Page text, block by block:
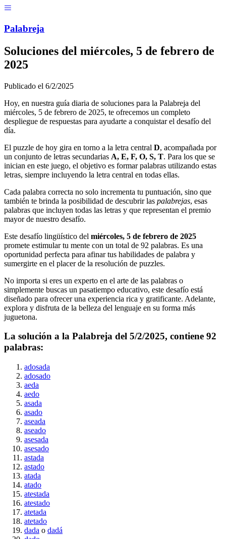
Palabreja
Soluciones del miércoles, 5 de febrero de
2025
Publicado el 6/2/2025
Hoy, en nuestra guía diaria de soluciones para la Palabreja del
miércoles, 5 de febrero de 2025, te ofrecemos un completo
despliegue de respuestas para ayudarte a conquistar el desafío del
día.
El puzzle de hoy gira en torno a la letra central D, acompañada por
un conjunto de letras secundarias A, E, F, O, S, T. Para los que se
inician en este juego, el objetivo es formar palabras utilizando estas
letras, siempre incluyendo la letra central en todas ellas.
Cada palabra correcta no solo incrementa tu puntuación, sino que
también te brinda la posibilidad de descubrir las palabrejas, esas
palabras que incluyen todas las letras y que representan el premio
mayor de nuestro desafío.
Este desafío lingüístico del miércoles, 5 de febrero de 2025
promete estimular tu mente con un total de 92 palabras. Es una
oportunidad perfecta para afinar tus habilidades de palabra y
sumergirte en el placer de la resolución de puzzles.
No importa si eres un experto en el arte de las palabras o
simplemente buscas un pasatiempo educativo, este desafío está
diseñado para ofrecer una experiencia rica y gratificante. Adelante,
explora y disfruta de la belleza del lenguaje en su forma más
juguetona.
La solución a la Palabreja del 5/2/2025, contiene 92
palabras:
adosada
adosado
aeda
aedo
asada
asado
aseada
aseado
asesada
asesado
astada
astado
atada
atado
atestada
atestado
atetada
atetado
dada o dadá